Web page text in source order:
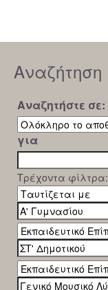
Αναζήτηση
Αναζητήστε σε:
για
Τρέχοντα φίλτρα: